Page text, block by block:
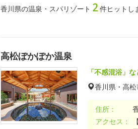
香川県の温泉・スパリゾート 2 件ヒットし
高松ぽかぽか温泉
「不感混浴」
香川県・高
住所：
アクセス：